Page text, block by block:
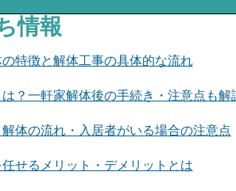
情報
特徴と解体工事の具体的な流れ
？一軒家解体後の手続き・注意点も解
体の流れ・入居者がいる場合の注意点
せるメリット・デメリットとは